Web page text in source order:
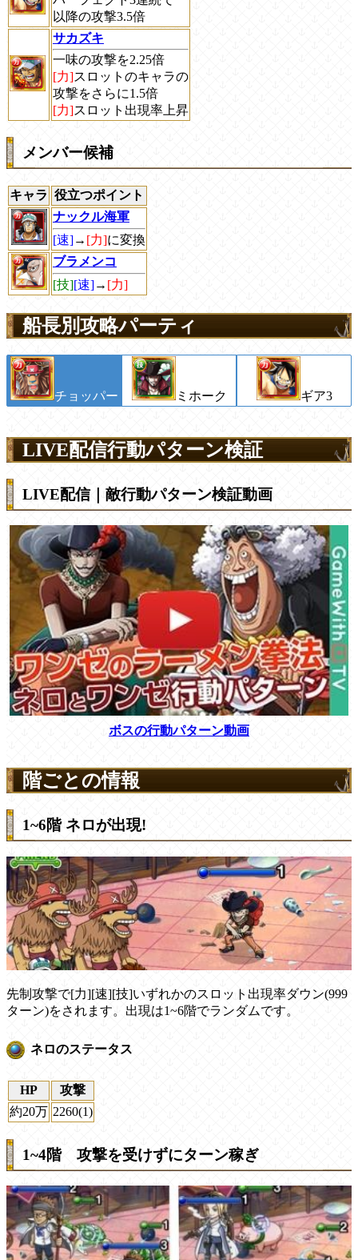
以降の攻撃3.5倍
サカズキ
一味の攻撃を2.25倍
[力]スロットのキャラの
攻撃をさらに1.5倍
[力]スロット出現率上昇
メンバー候補
キャラ 役立つポイント
ナックル海軍
[速]→ [力]に変換
ブラメンコ
[技][速]→ [力]
船長別攻略パーティ
チョッパー ミホーク ギア3
LIVE配信行動パターン検証
LIVE配信｜敵行動パターン検証動画
ボスの行動パターン動画
階ごとの情報
1~6階 ネロが出現!
先制攻撃で[力][速][技]いずれかのスロット出現率ダウン(999
ターン)をされます。出現は1~6階でランダムです。
ネロのステータス
HP
攻撃
約20万 2260(1)
1~4階 攻撃を受けずにターン稼ぎ